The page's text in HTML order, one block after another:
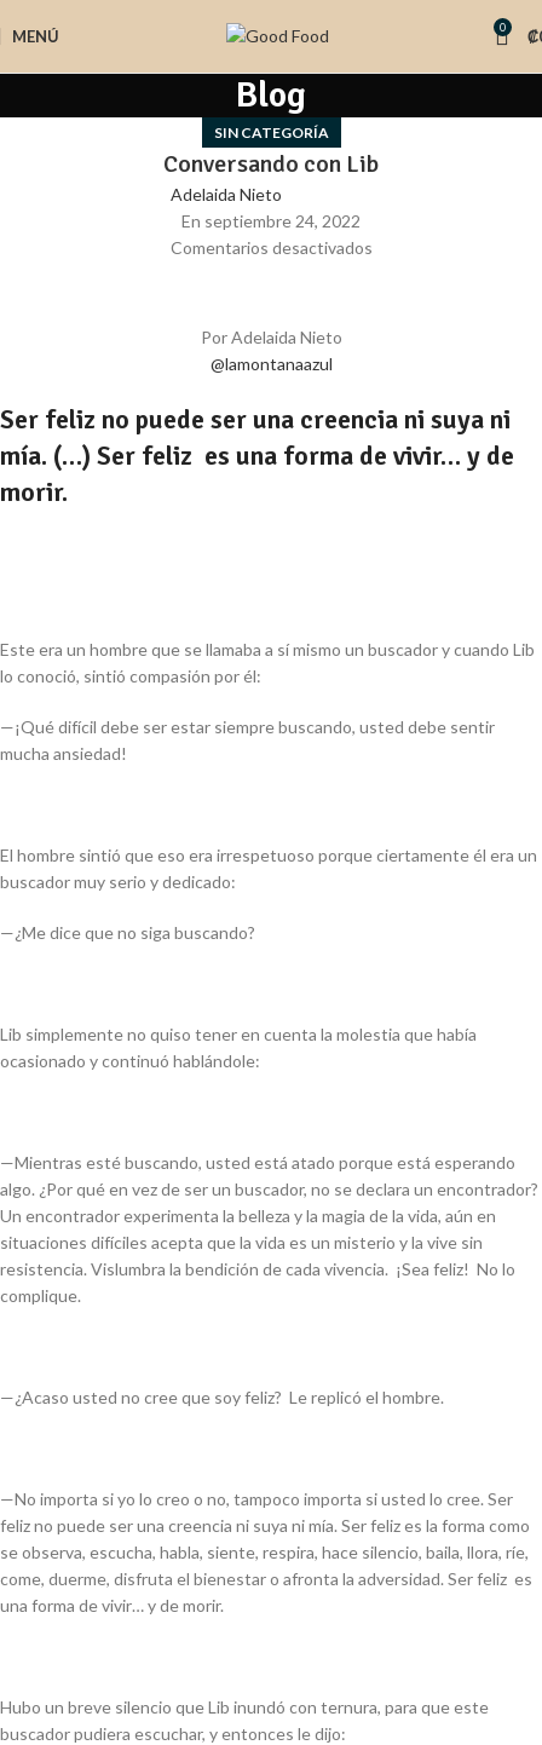
MENÚ 0 ₡
Blog
SIN CATEGORÍA
Conversando con Lib
Adelaida Nieto
En septiembre 24, 2022
Comentarios desactivados
Por Adelaida Nieto
@lamontanaazul
Ser feliz no puede ser una creencia ni suya ni
mía. (…) Ser feliz es una forma de vivir… y de
morir.
Este era un hombre que se llamaba a sí mismo un buscador y cuando Lib
lo conoció, sintió compasión por él:
—¡Qué difícil debe ser estar siempre buscando, usted debe sentir
mucha ansiedad!
El hombre sintió que eso era irrespetuoso porque ciertamente él era un
buscador muy serio y dedicado:
—¿Me dice que no siga buscando?
Lib simplemente no quiso tener en cuenta la molestia que había
ocasionado y continuó hablándole:
—Mientras esté buscando, usted está atado porque está esperando
algo. ¿Por qué en vez de ser un buscador, no se declara un encontrador?
Un encontrador experimenta la belleza y la magia de la vida, aún en
situaciones difíciles acepta que la vida es un misterio y la vive sin
resistencia. Vislumbra la bendición de cada vivencia. ¡Sea feliz! No lo
complique.
—¿Acaso usted no cree que soy feliz? Le replicó el hombre.
—No importa si yo lo creo o no, tampoco importa si usted lo cree. Ser
feliz no puede ser una creencia ni suya ni mía. Ser feliz es la forma como
se observa, escucha, habla, siente, respira, hace silencio, baila, llora, ríe,
come, duerme, disfruta el bienestar o afronta la adversidad. Ser feliz es
una forma de vivir… y de morir.
Hubo un breve silencio que Lib inundó con ternura, para que este
buscador pudiera escuchar, y entonces le dijo: